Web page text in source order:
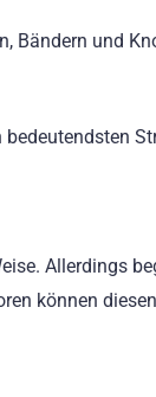
Bändern und
Allerdings
können